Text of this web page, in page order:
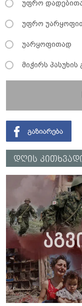
უფრო
უფრო
უარყოფითად
მიჭირს პასუხის
დღის